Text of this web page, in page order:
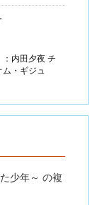
内田夕夜 チ
ム・ギジュ
少年～ の複